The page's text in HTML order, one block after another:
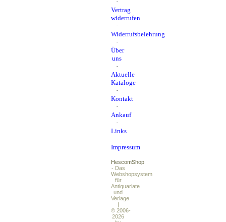
·
Vertrag
widerrufen
·
Widerrufsbelehrung
·
Über
uns
·
Aktuelle
Kataloge
·
Kontakt
·
Ankauf
·
Links
·
Impressum
HescomShop
- Das
Webshopsystem
für
Antiquariate
und
Verlage
|
© 2006-
2026